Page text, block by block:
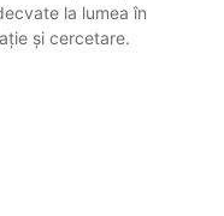
la lumea în
și cercetare.